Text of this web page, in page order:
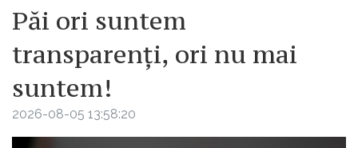
Păi ori suntem
transparenți, ori nu mai
suntem!
2026-08-05 13:58:20